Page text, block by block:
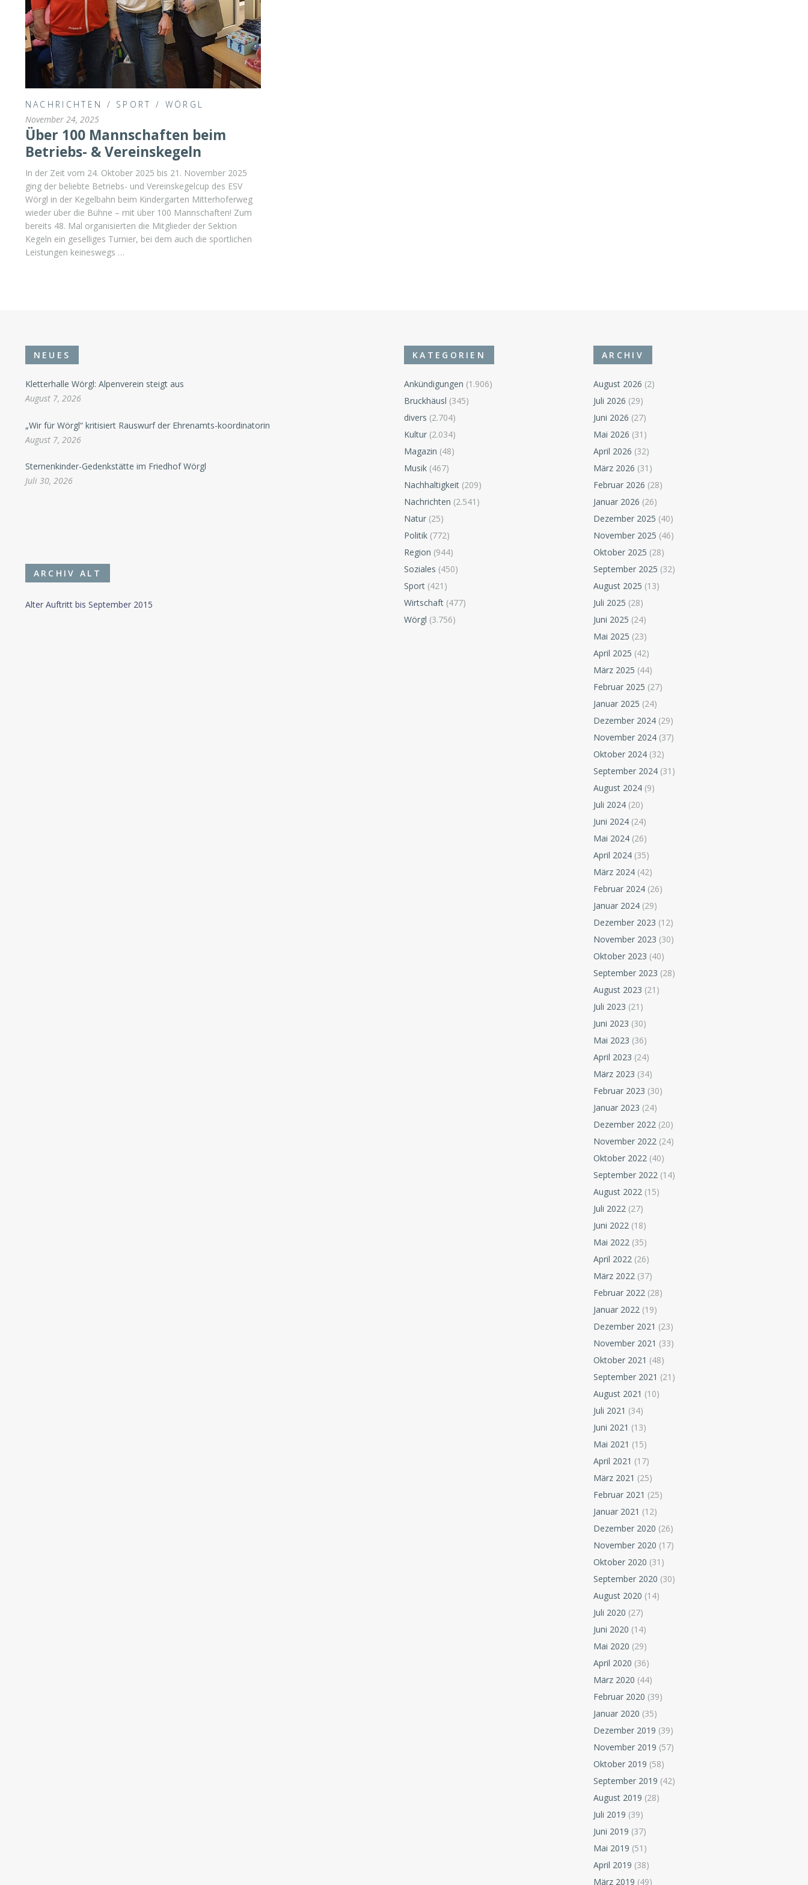
NACHRICHTEN / SPORT / WÖRGL
November 24, 2025
Über 100 Mannschaften beim
Betriebs- & Vereinskegeln
In der Zeit vom 24. Oktober 2025 bis 21. November 2025
ging der beliebte Betriebs- und Vereinskegelcup des ESV
Wörgl in der Kegelbahn beim Kindergarten Mitterhoferweg
wieder über die Bühne – mit über 100 Mannschaften! Zum
bereits 48. Mal organisierten die Mitglieder der Sektion
Kegeln ein geselliges Turnier, bei dem auch die sportlichen
Leistungen keineswegs …
NEUES
Kletterhalle Wörgl: Alpenverein steigt aus
August 7, 2026
„Wir für Wörgl“ kritisiert Rauswurf der Ehrenamts-koordinatorin
August 7, 2026
Sternenkinder-Gedenkstätte im Friedhof Wörgl
Juli 30, 2026
ARCHIV ALT
Alter Auftritt bis September 2015
KATEGORIEN
Ankündigungen (1.906)
Bruckhäusl (345)
divers (2.704)
Kultur (2.034)
Magazin (48)
Musik (467)
Nachhaltigkeit (209)
Nachrichten (2.541)
Natur (25)
Politik (772)
Region (944)
Soziales (450)
Sport (421)
Wirtschaft (477)
Wörgl (3.756)
ARCHIV
August 2026 (2)
Juli 2026 (29)
Juni 2026 (27)
Mai 2026 (31)
April 2026 (32)
März 2026 (31)
Februar 2026 (28)
Januar 2026 (26)
Dezember 2025 (40)
November 2025 (46)
Oktober 2025 (28)
September 2025 (32)
August 2025 (13)
Juli 2025 (28)
Juni 2025 (24)
Mai 2025 (23)
April 2025 (42)
März 2025 (44)
Februar 2025 (27)
Januar 2025 (24)
Dezember 2024 (29)
November 2024 (37)
Oktober 2024 (32)
September 2024 (31)
August 2024 (9)
Juli 2024 (20)
Juni 2024 (24)
Mai 2024 (26)
April 2024 (35)
März 2024 (42)
Februar 2024 (26)
Januar 2024 (29)
Dezember 2023 (12)
November 2023 (30)
Oktober 2023 (40)
September 2023 (28)
August 2023 (21)
Juli 2023 (21)
Juni 2023 (30)
Mai 2023 (36)
April 2023 (24)
März 2023 (34)
Februar 2023 (30)
Januar 2023 (24)
Dezember 2022 (20)
November 2022 (24)
Oktober 2022 (40)
September 2022 (14)
August 2022 (15)
Juli 2022 (27)
Juni 2022 (18)
Mai 2022 (35)
April 2022 (26)
März 2022 (37)
Februar 2022 (28)
Januar 2022 (19)
Dezember 2021 (23)
November 2021 (33)
Oktober 2021 (48)
September 2021 (21)
August 2021 (10)
Juli 2021 (34)
Juni 2021 (13)
Mai 2021 (15)
April 2021 (17)
März 2021 (25)
Februar 2021 (25)
Januar 2021 (12)
Dezember 2020 (26)
November 2020 (17)
Oktober 2020 (31)
September 2020 (30)
August 2020 (14)
Juli 2020 (27)
Juni 2020 (14)
Mai 2020 (29)
April 2020 (36)
März 2020 (44)
Februar 2020 (39)
Januar 2020 (35)
Dezember 2019 (39)
November 2019 (57)
Oktober 2019 (58)
September 2019 (42)
August 2019 (28)
Juli 2019 (39)
Juni 2019 (37)
Mai 2019 (51)
April 2019 (38)
März 2019 (49)